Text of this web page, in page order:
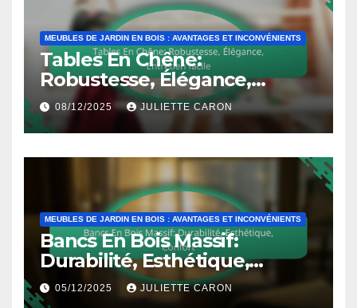
MEUBLES DE JARDIN EN BOIS : AVANTAGES ET INCONVÉNIENTS
Tables En Chêne:
Robustesse, Élégance,
Entretien facile
08/12/2025 JULIETTE CARON
MEUBLES DE JARDIN EN BOIS : AVANTAGES ET INCONVÉNIENTS
Bancs En Bois Massif:
Durabilité, Esthétique,
Confort
05/12/2025 JULIETTE CARON